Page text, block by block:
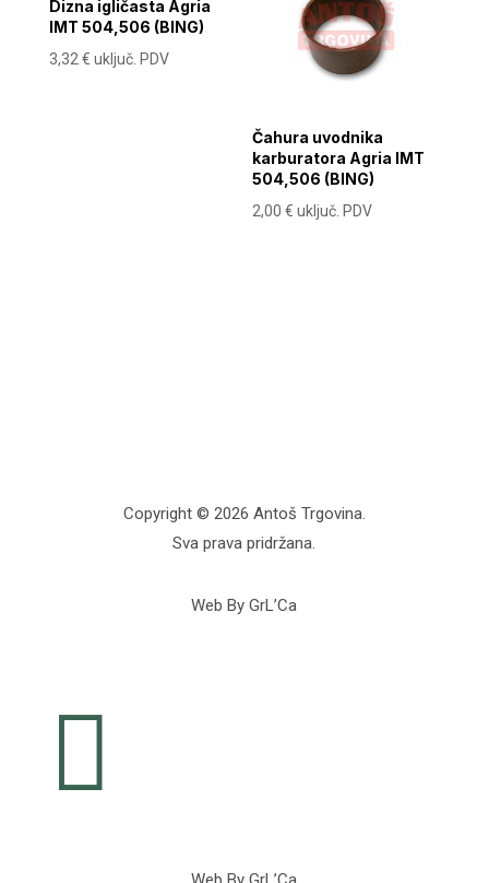
Dizna igličasta Agria
IMT 504,506 (BING)
3,32 € uključ. PDV
Čahura uvodnika
karburatora Agria IMT
504,506 (BING)
2,00€ uključ. PDV
Copyright © 2026 Antoš Trgovina.
Sva prava pridržana.
Web By GrL’Ca
